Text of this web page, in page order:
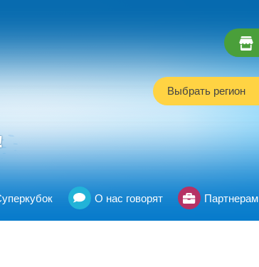
Выбрать регион
О нас говорят Партнерам